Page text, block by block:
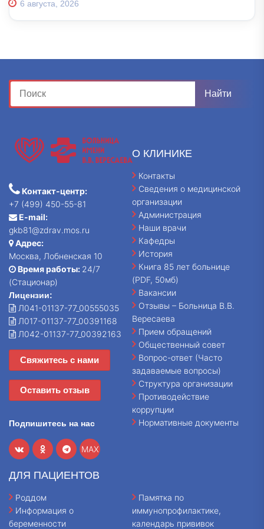
6 августа, 2026
Контакт-центр:
+7 (499) 450-55-81
E-mail:
gkb81@zdrav.mos.ru
Адрес:
Москва, Лобненская 10
Время работы: 24/7
(Стационар)
Лицензии:
Л041-01137-77_00555035
Л017-01137-77_00391168
Л042-01137-77_00392163
Свяжитесь с нами
Оставить отзыв
Подпишитесь на нас
MAX
О КЛИНИКЕ
Контакты
Сведения о медицинской
организации
Администрация
Наши врачи
Кафедры
История
Книга 85 лет больнице
(PDF, 50мб)
Вакансии
Отзывы – Больница В.В.
Вересаева
Прием обращений
Общественный совет
Вопрос-ответ (Часто
задаваемые вопросы)
Структура организации
Противодействие
коррупции
Нормативные документы
ДЛЯ ПАЦИЕНТОВ
Роддом
Информация о
беременности
Памятка по
иммунопрофилактике,
календарь прививок